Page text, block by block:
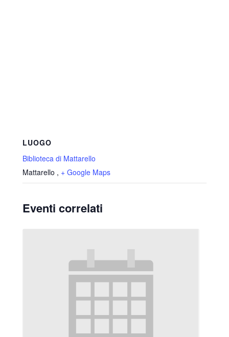
LUOGO
Biblioteca di Mattarello
Mattarello , + Google Maps
Eventi correlati